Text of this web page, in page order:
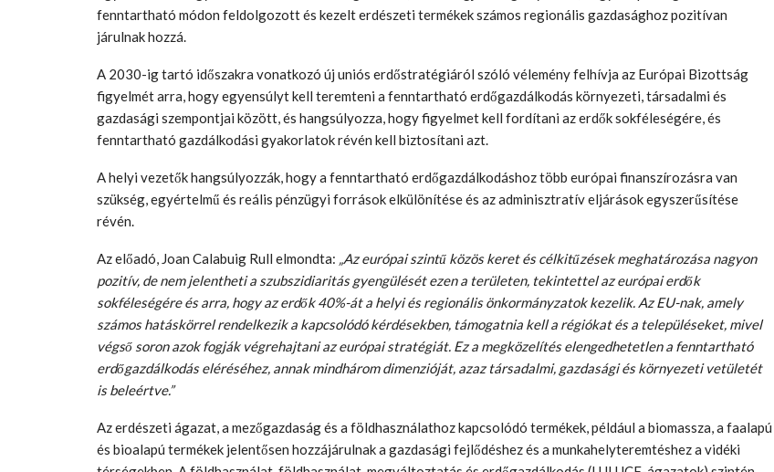
fenntartható módon feldolgozott és kezelt erdészeti termékek számos regionális gazdasághoz pozitívan
járulnak hozzá.
A 2030-ig tartó időszakra vonatkozó új uniós erdőstratégiáról szóló vélemény felhívja az Európai Bizottság
figyelmét arra, hogy egyensúlyt kell teremteni a fenntartható erdőgazdálkodás környezeti, társadalmi és
gazdasági szempontjai között, és hangsúlyozza, hogy figyelmet kell fordítani az erdők sokféleségére, és
fenntartható gazdálkodási gyakorlatok révén kell biztosítani azt.
A helyi vezetők hangsúlyozzák, hogy a fenntartható erdőgazdálkodáshoz több európai finanszírozásra van
szükség, egyértelmű és reális pénzügyi források elkülönítése és az adminisztratív eljárások egyszerűsítése
révén.
Az előadó, Joan Calabuig Rull elmondta: „Az európai szintű közös keret és célkitűzések meghatározása nagyon
pozitív, de nem jelentheti a szubszidiaritás gyengülését ezen a területen, tekintettel az európai erdők
sokféleségére és arra, hogy az erdők 40%-át a helyi és regionális önkormányzatok kezelik. Az EU-nak, amely
számos hatáskörrel rendelkezik a kapcsolódó kérdésekben, támogatnia kell a régiókat és a településeket, mivel
végső soron azok fogják végrehajtani az európai stratégiát. Ez a megközelítés elengedhetetlen a fenntartható
erdőgazdálkodás eléréséhez, annak mindhárom dimenzióját, azaz társadalmi, gazdasági és környezeti vetületét
is beleértve.”
Az erdészeti ágazat, a mezőgazdaság és a földhasználathoz kapcsolódó termékek, például a biomassza, a faalapú
és bioalapú termékek jelentősen hozzájárulnak a gazdasági fejlődéshez és a munkahelyteremtéshez a vidéki